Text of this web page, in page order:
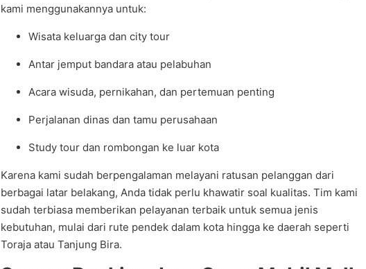
kami menggunakannya untuk:
Wisata keluarga dan city tour
Antar jemput bandara atau pelabuhan
Acara wisuda, pernikahan, dan pertemuan penting
Perjalanan dinas dan tamu perusahaan
Study tour dan rombongan ke luar kota
Karena kami sudah berpengalaman melayani ratusan pelanggan dari
berbagai latar belakang, Anda tidak perlu khawatir soal kualitas. Tim kami
sudah terbiasa memberikan pelayanan terbaik untuk semua jenis
kebutuhan, mulai dari rute pendek dalam kota hingga ke daerah seperti
Toraja atau Tanjung Bira.